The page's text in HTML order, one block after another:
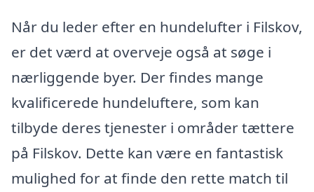
Når du leder efter en hundelufter i Filskov,
er det værd at overveje også at søge i
nærliggende byer. Der findes mange
kvalificerede hundeluftere, som kan
tilbyde deres tjenester i områder tættere
på Filskov. Dette kan være en fantastisk
mulighed for at finde den rette match til